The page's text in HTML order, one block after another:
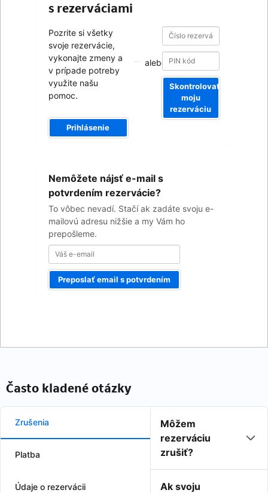
s rezerváciami
Pozrite si všetky
svoje rezervácie,
vykonajte zmeny a
v prípade potreby
využite našu
pomoc.
Prihlásenie
alebo
Číslo
rezervácie
Číslo
rezervácie
Skontrolovať
moju
rezerváciu
Nemôžete nájsť e-mail s
potvrdením rezervácie?
To vôbec nevadí. Stačí ak zadáte svoju e-
mailovú adresu nižšie a my Vám ho
prepošleme.
email
Preposlať email s potvrdením
Často kladené otázky
Zrušenia
Platba
Údaje o rezervácii
Môžem
rezerváciu
zrušiť?
Ak svoju